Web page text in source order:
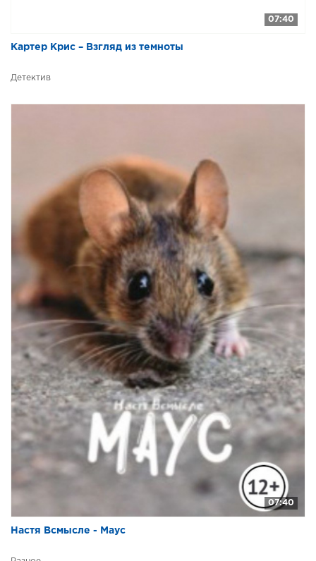
07:40
Картер Крис – Взгляд из темноты
Детектив
07:40
Настя Всмысле - Маус